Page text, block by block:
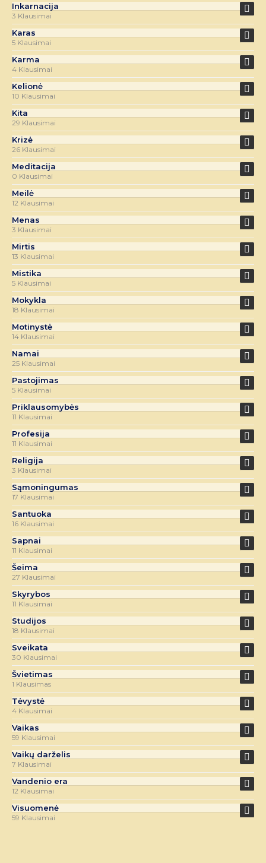
Inkarnacija
3 Klausimai
Karas
5 Klausimai
Karma
4 Klausimai
Kelionė
10 Klausimai
Kita
29 Klausimai
Krizė
26 Klausimai
Meditacija
0 Klausimai
Meilė
12 Klausimai
Menas
3 Klausimai
Mirtis
13 Klausimai
Mistika
5 Klausimai
Mokykla
18 Klausimai
Motinystė
14 Klausimai
Namai
25 Klausimai
Pastojimas
5 Klausimai
Priklausomybės
11 Klausimai
Profesija
11 Klausimai
Religija
3 Klausimai
Sąmoningumas
17 Klausimai
Santuoka
16 Klausimai
Sapnai
11 Klausimai
Šeima
27 Klausimai
Skyrybos
11 Klausimai
Studijos
18 Klausimai
Sveikata
30 Klausimai
Švietimas
1 Klausimas
Tėvystė
4 Klausimai
Vaikas
59 Klausimai
Vaikų darželis
7 Klausimai
Vandenio era
12 Klausimai
Visuomenė
59 Klausimai